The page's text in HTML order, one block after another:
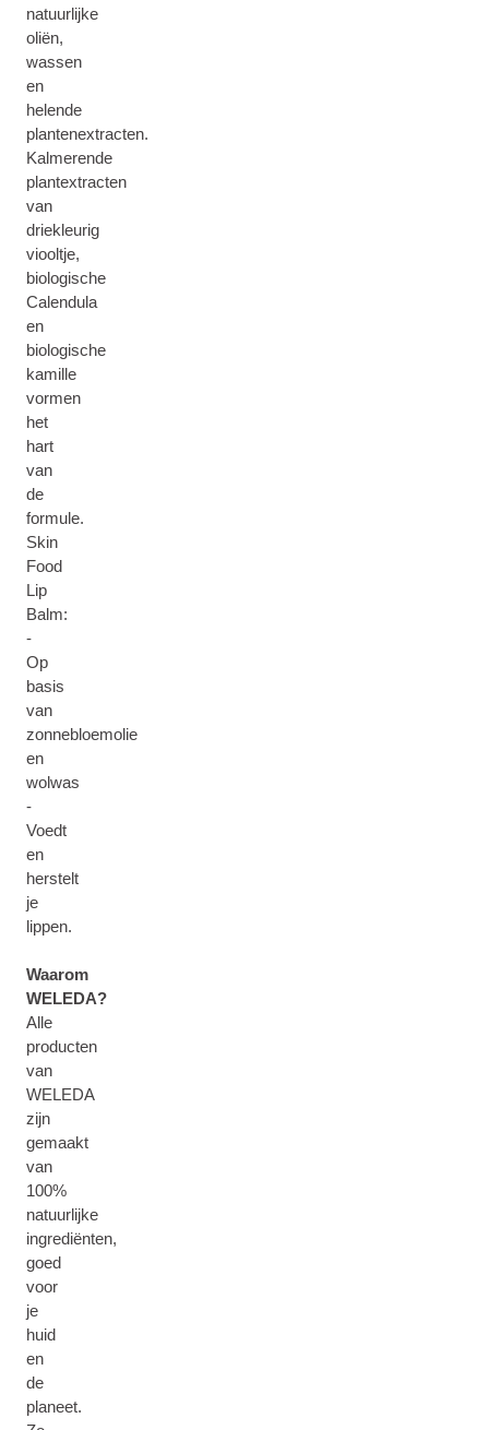
natuurlijke
oliën,
wassen
en
helende
plantenextracten.
Kalmerende
plantextracten
van
driekleurig
viooltje,
biologische
Calendula
en
biologische
kamille
vormen
het
hart
van
de
formule.
Skin
Food
Lip
Balm:
-
Op
basis
van
zonnebloemolie
en
wolwas
-
Voedt
en
herstelt
je
lippen.
Waarom
WELEDA?
Alle
producten
van
WELEDA
zijn
gemaakt
van
100%
natuurlijke
ingrediënten,
goed
voor
je
huid
en
de
planeet.